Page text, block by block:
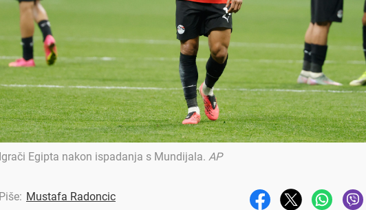
Igrači Egipta nakon ispadanja s Mundijala. AP
Piše: Mustafa Radoncic